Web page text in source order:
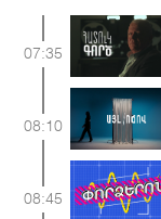
07:35
08:10
08:45